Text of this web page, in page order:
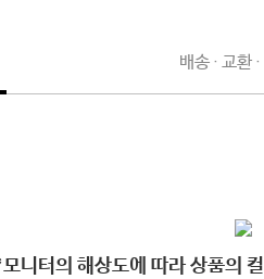
배송 · 교환
니터의 해상도에 따라 상품의